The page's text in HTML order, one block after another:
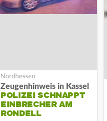
Zeugenhinweis in Kassel
POLIZEI SCHNAPPT
EINBRECHER AM
RONDELL